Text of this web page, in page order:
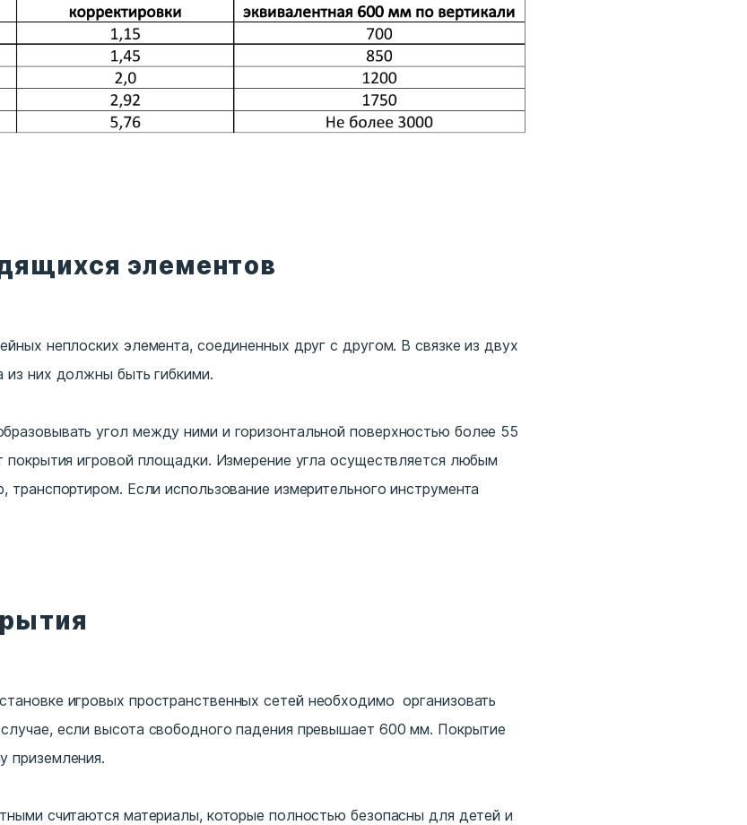
элементов
неплоских элемента, соединенных друг с другом. В связке из двух
них должны быть гибкими.
угол между ними и горизонтальной поверхностью более 55
игровой площадки. Измерение угла осуществляется любым
Если использование измерительного инструмента
игровых пространственных сетей необходимо организовать
если высота свободного падения превышает 600 мм. Покрытие
приземления.
считаются материалы, которые полностью безопасны для детей и